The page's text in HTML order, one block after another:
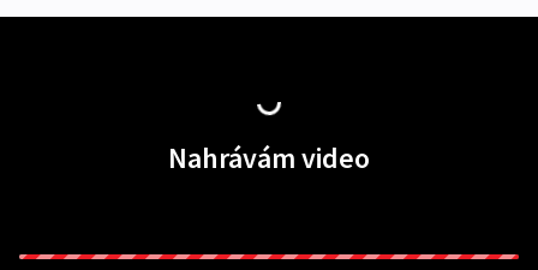
Nahrávám video